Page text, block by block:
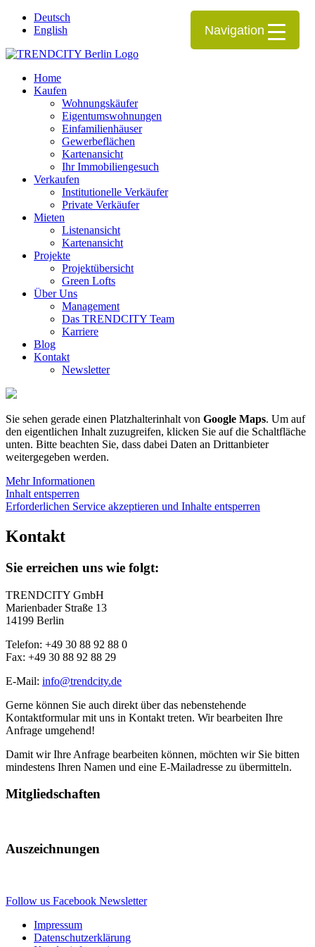
Deutsch
English
Home
Kaufen
Wohnungskäufer
Eigentumswohnungen
Einfamilienhäuser
Gewerbeflächen
Kartenansicht
Ihr Immobiliengesuch
Verkaufen
Institutionelle Verkäufer
Private Verkäufer
Mieten
Listenansicht
Kartenansicht
Projekte
Projektübersicht
Green Lofts
Über Uns
Management
Das TRENDCITY Team
Karriere
Blog
Kontakt
Newsletter
Sie sehen gerade einen Platzhalterinhalt von Google Maps. Um auf
den eigentlichen Inhalt zuzugreifen, klicken Sie auf die Schaltfläche
unten. Bitte beachten Sie, dass dabei Daten an Drittanbieter
weitergegeben werden.
Mehr Informationen
Inhalt entsperren
Erforderlichen Service akzeptieren und Inhalte entsperren
Kontakt
Sie erreichen uns wie folgt:
TRENDCITY GmbH
Marienbader Straße 13
14199 Berlin
Telefon: +49 30 88 92 88 0
Fax: +49 30 88 92 88 29
E-Mail: info@trendcity.de
Gerne können Sie auch direkt über das nebenstehende
Kontaktformular mit uns in Kontakt treten. Wir bearbeiten Ihre
Anfrage umgehend!
Damit wir Ihre Anfrage bearbeiten können, möchten wir Sie bitten
mindestens Ihren Namen und eine E-Mailadresse zu übermitteln.
Mitgliedschaften
Auszeichnungen
Follow us Facebook Newsletter
Impressum
Datenschutzerklärung
Navigation